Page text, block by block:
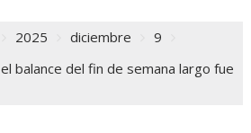
2025 diciembre
9
balance del fin de semana largo fue